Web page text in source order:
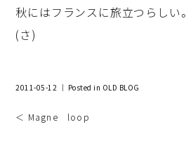
秋にはフランスに旅立つらしい。
(さ)
2011-05-12 ｜ Posted in OLD BLOG
＜ Magne loop